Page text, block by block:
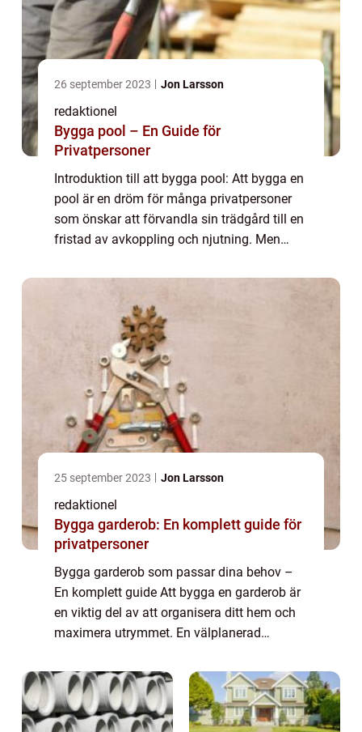
26 september 2023 Jon Larsson
redaktionel
Bygga pool – En Guide för
Privatpersoner
Introduktion till att bygga pool: Att bygga en
pool är en dröm för många privatpersoner
som önskar att förvandla sin trädgård till en
fristad av avkoppling och njutning. Men
finns det många faktorer att beakta f...
25 september 2023 Jon Larsson
redaktionel
Bygga garderob: En komplett guide för
privatpersoner
Bygga garderob som passar dina behov –
En komplett guide Att bygga en garderob är
en viktig del av att organisera ditt hem och
maximera utrymmet. En välplanerad
dina kläder, skor och tillbehör snyggt ar...